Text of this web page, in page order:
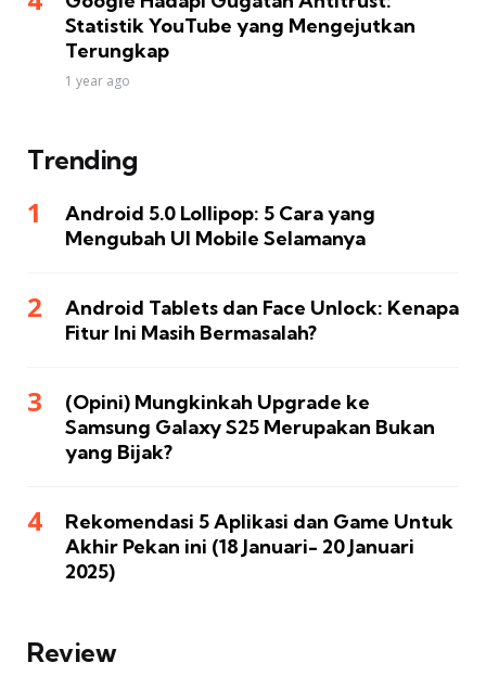
Statistik YouTube yang Mengejutkan
Terungkap
1 year ago
Trending
Android 5.0 Lollipop: 5 Cara yang
Mengubah UI Mobile Selamanya
Android Tablets dan Face Unlock: Kenapa
Fitur Ini Masih Bermasalah?
(Opini) Mungkinkah Upgrade ke
Samsung Galaxy S25 Merupakan Bukan
yang Bijak?
Rekomendasi 5 Aplikasi dan Game Untuk
Akhir Pekan ini (18 Januari- 20 Januari
2025)
Review